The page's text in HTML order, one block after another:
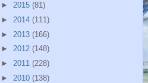
► 2015 (81)
► 2014 (111)
► 2013 (166)
► 2012 (148)
► 2011 (228)
► 2010 (138)